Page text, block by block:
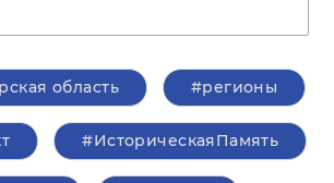
область #регионы
#ИсторическаяПамять